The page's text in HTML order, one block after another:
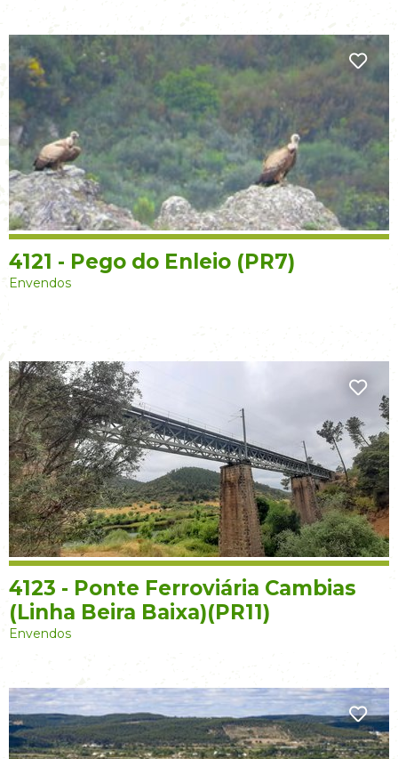
4121 - Pego do Enleio (PR7)
Envendos
4123 - Ponte Ferroviária Cambias
(Linha Beira Baixa)(PR11)
Envendos